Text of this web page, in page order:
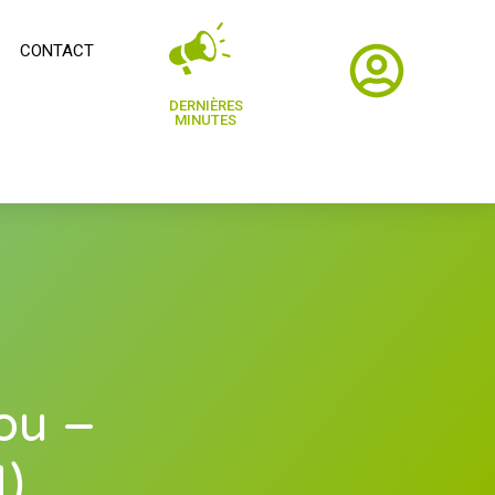
CONTACT
DERNIÈRES
MINUTES
–